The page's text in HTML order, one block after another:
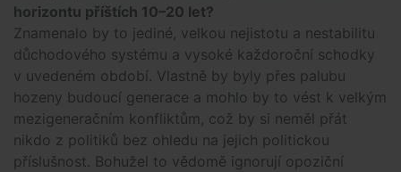
horizontu příštích 10–20 let?
Znamenalo by to jediné, velkou nejistotu a nestabilitu
důchodového systému a vysoké každoroční schodky
v uvedeném období. Vlastně by byly přes palubu
hozeny budoucí generace a mohlo by to vést k velkým
mezigeneračním konfliktům, což by si neměl přát
nikdo z politiků bez ohledu na jejich politickou
příslušnost. Bohužel to vědomě ignorují opoziční